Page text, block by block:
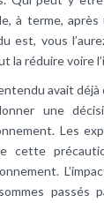
à terme,
est, vous
la réduire voire
avait déjà
une
Les
cette
passés